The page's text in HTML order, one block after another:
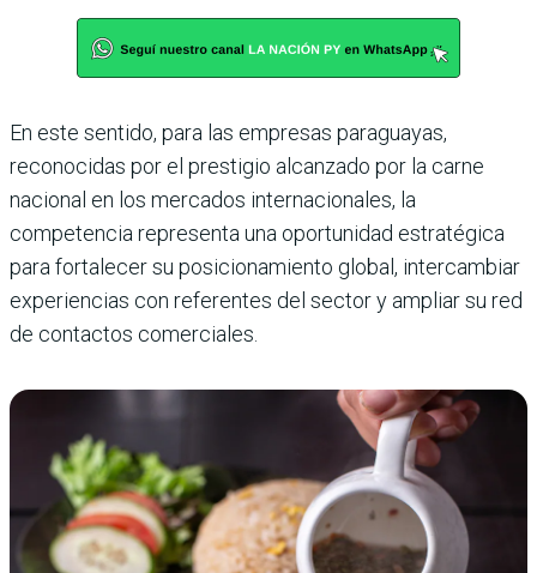
En este sentido, para las empresas paraguayas,
reconocidas por el prestigio alcanzado por la carne
nacional en los mercados internacionales, la
competencia representa una oportunidad estratégica
para fortalecer su posicionamiento global, intercambiar
experiencias con referentes del sector y ampliar su red
de contactos comerciales.